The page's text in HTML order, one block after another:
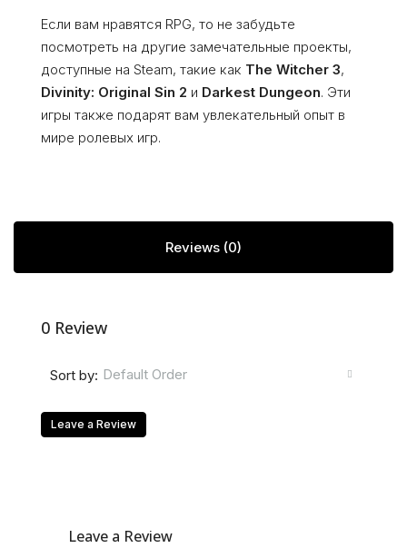
Если вам нравятся RPG, то не забудьте
посмотреть на другие замечательные проекты,
доступные на Steam, такие как The Witcher 3,
Divinity: Original Sin 2 и Darkest Dungeon. Эти
игры также подарят вам увлекательный опыт в
мире ролевых игр.
Reviews (0)
0 Review
Sort by: Default Order
Leave a Review
Leave a Review